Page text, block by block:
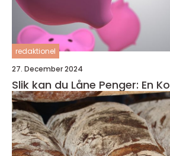
redaktionel
27. December 2024
Slik kan du Låne Penger: En